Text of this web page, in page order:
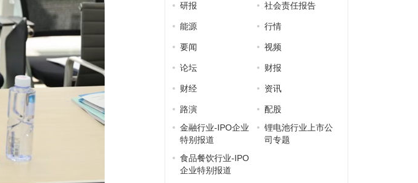
研报 社会责任报告
能源 行情
要闻 视频
论坛 财报
财经 资讯
路演
配股
金融行业-IPO企业
特别报道
锂电池行业上市公
司专题
食品餐饮行业-IPO
企业特别报道